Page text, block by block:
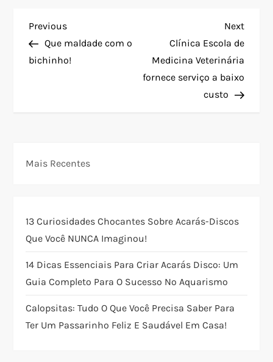
N
a
a
ã
o
d
e
Previous
Post
Previous
Que maldade com o
bichinho!
Next
Post
Next
Clínica Escola de
Medicina Veterinária
fornece serviço a baixo
custo
Mais Recentes
13 Curiosidades Chocantes Sobre Acarás-Discos
Que Você NUNCA Imaginou!
14 Dicas Essenciais Para Criar Acarás Disco: Um
Guia Completo Para O Sucesso No Aquarismo
Calopsitas: Tudo O Que Você Precisa Saber Para
Ter Um Passarinho Feliz E Saudável Em Casa!